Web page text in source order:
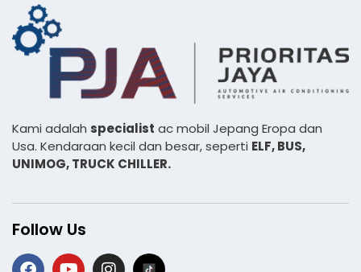
Kami adalah specialist ac mobil Jepang Eropa dan
Usa. Kendaraan kecil dan besar, seperti ELF, BUS,
UNIMOG, TRUCK CHILLER.
Follow Us